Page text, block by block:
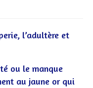
l’adultère et
ou le manque
au jaune or qui